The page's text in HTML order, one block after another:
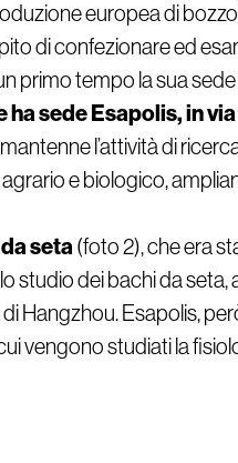
europea di
di confezionare ed
primo tempo la sua sede
ha sede Esapolis, in
mantenne l’attività di
e biologico,
seta(foto 2), che era
studio dei bachi da seta,
Hangzhou. Esapolis,
vengono studiati la